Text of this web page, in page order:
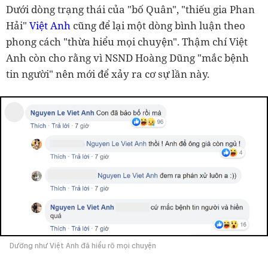
Dưới dòng trạng thái của "bố Quân", "thiếu gia Phan
Hải" Việt Anh cũng để lại một dòng bình luận theo
phong cách "thừa hiểu mọi chuyện". Thậm chí Việt
Anh còn cho rằng vì NSND Hoàng Dũng "mắc bệnh
tin người" nên mới để xảy ra cơ sự lần này.
Dường như Việt Anh đã hiểu rõ mọi chuyện